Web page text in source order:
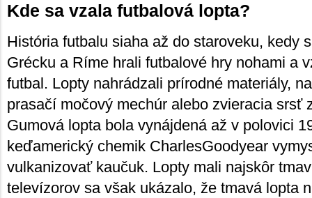
Kde sa vzala futbalová lopta?
História futbalu siaha až do staroveku, kedy
Grécku a Ríme hrali futbalové hry nohami a
futbal. Lopty nahrádzali prírodné materiály,
prasačí močový mechúr alebo zvieracia srsť
Gumová lopta bola vynájdená až v polovici
keďamerický chemik CharlesGoodyear
vulkanizovať kaučuk. Lopty mali najskôr
televízorov sa však ukázalo, že tmavá lopta